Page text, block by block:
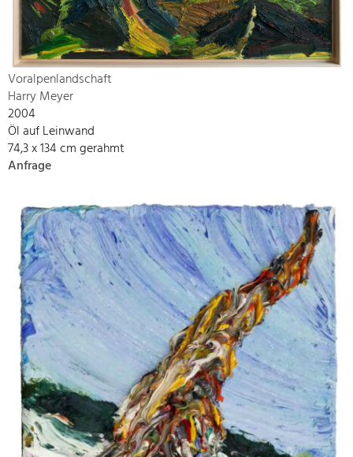
Voralpenlandschaft
Harry Meyer
2004
Öl auf Leinwand
74,3 x 134 cm gerahmt
Anfrage